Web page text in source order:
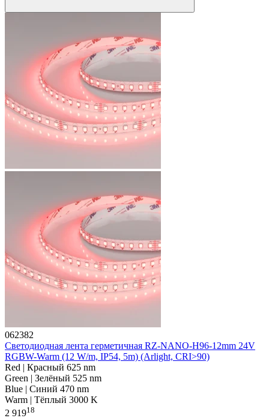
062382
Светодиодная лента герметичная RZ-NANO-H96-12mm 24V
RGBW-Warm (12 W/m, IP54, 5m) (Arlight, CRI>90)
Red | Красный 625 nm
Green | Зелёный 525 nm
Blue | Синий 470 nm
Warm | Тёплый 3000 K
2 91918